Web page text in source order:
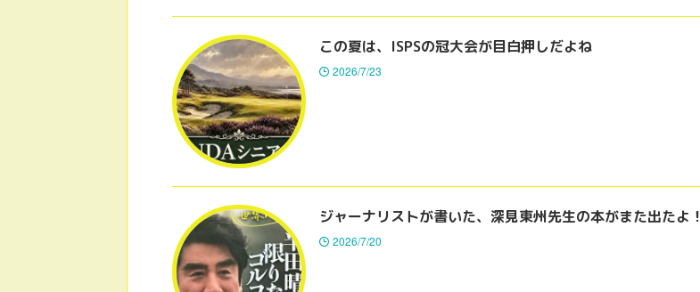
この夏は、ISPSの冠大会が目白押しだよね
2026/7/23
ジャーナリストが書いた、深見東州先生の本がまた出たよ！
2026/7/20